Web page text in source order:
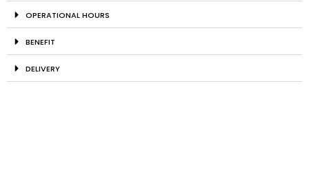
OPERATIONAL HOURS
BENEFIT
DELIVERY